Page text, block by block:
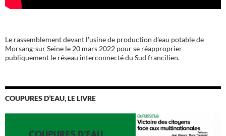
Le rassemblement devant l'usine de production d'eau potable de
Morsang-sur Seine le 20 mars 2022 pour se réapproprier
publiquement le réseau interconnecté du Sud francilien.
COUPURES D’EAU, LE LIVRE